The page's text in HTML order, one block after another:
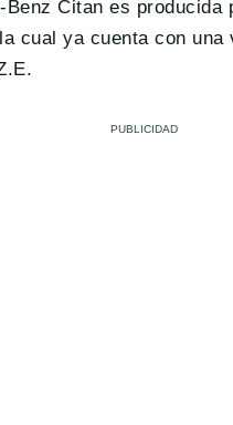
Benz Citan es producida
cual ya cuenta con una